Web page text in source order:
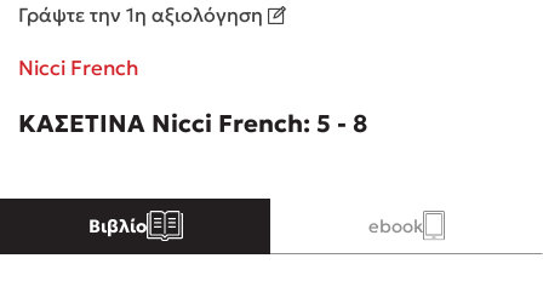
Κώστας Κρομμύδας
Ιωάννης Γλωσσόπουλος
Γράψτε την 1η αξιολόγηση
Nicci French
ΚΑΣΕΤΙΝΑ Nicci French: 5 - 8
Βιβλίο ebook